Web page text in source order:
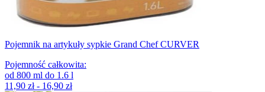
Pojemnik na artykuły sypkie Grand Chef CURVER
Pojemność całkowita:
od 800 ml do 1.6 l
11,90 zł - 16,90 zł